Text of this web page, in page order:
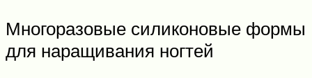
Многоразовые силиконовые формы
для наращивания ногтей